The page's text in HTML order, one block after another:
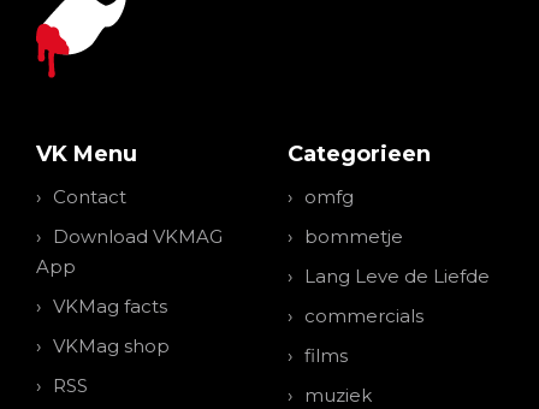
VK Menu
Contact
Download VKMAG
App
VKMag facts
VKMag shop
RSS
Categorieen
omfg
bommetje
Lang Leve de Liefde
commercials
films
muziek